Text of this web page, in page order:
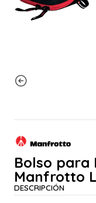
Bolso para
Manfrotto
DESCRIPCIÓN